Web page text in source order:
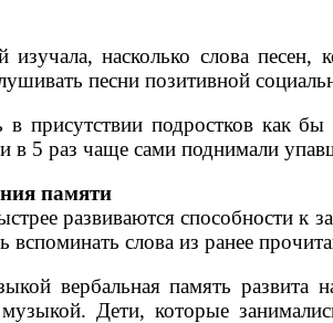
насколько слова
песни позитивной
в присутствии подростков как
в 5 раз чаще сами поднимали
памяти
развиваются способности к
вспоминать слова из ранее
вербальная память
Дети, которые